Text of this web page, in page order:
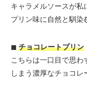
キャラメルソースが私
プリン味に自然と馴染
◼︎チョコレートプリン
こちらは一口目で思わ
しまう濃厚なチョコレ